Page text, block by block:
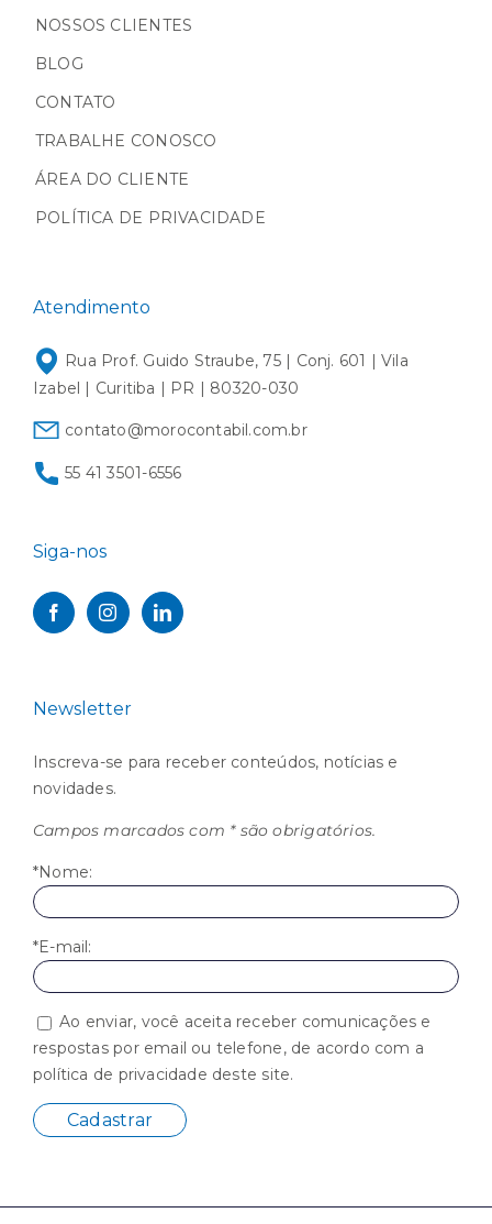
NOSSOS CLIENTES
BLOG
CONTATO
TRABALHE CONOSCO
ÁREA DO CLIENTE
POLÍTICA DE PRIVACIDADE
Atendimento
Rua Prof. Guido Straube, 75 | Conj. 601 | Vila
Izabel | Curitiba | PR | 80320-030
contato@morocontabil.com.br
55 41 3501-6556
Siga-nos
Newsletter
Inscreva-se para receber conteúdos, notícias e
novidades.
Campos marcados com * são obrigatórios.
*Nome:
*E-mail:
Ao enviar, você aceita receber comunicações e
respostas por email ou telefone, de acordo com a
política de privacidade deste site.